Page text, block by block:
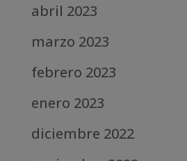
abril 2023
marzo 2023
febrero 2023
enero 2023
diciembre 2022